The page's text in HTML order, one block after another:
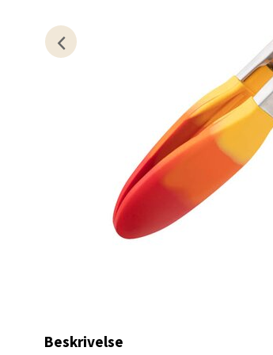
Beskrivelse